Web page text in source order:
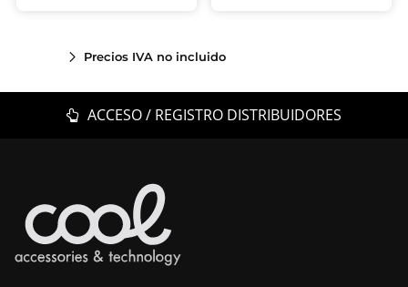
Precios IVA no incluido
ACCESO / REGISTRO DISTRIBUIDORES